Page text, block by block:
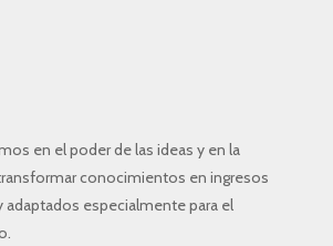
en el poder de las ideas y en la
conocimientos en ingresos
adaptados especialmente para el